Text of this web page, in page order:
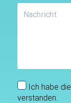
Ich habe die
verstanden.